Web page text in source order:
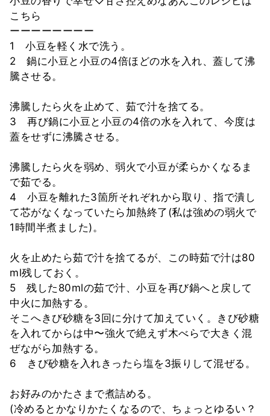
こちら
ーーーーーーーー
1 小豆を軽く水で洗う。
2 鍋に小豆と小豆の4倍ほどの水を入れ、蓋して沸
騰させる。
沸騰したら火を止めて、茹で汁を捨てる。
3 再び鍋に小豆と小豆の4倍の水を入れて、今度は
蓋をせずに沸騰させる。
沸騰したら火を弱め、弱火で小豆が柔らかくなるま
で茹でる。
4 小豆を離れた3箇所それぞれから取り、指で潰し
て芯がなくなっていたら加熱終了(私は強めの弱火で
1時間半煮ました)。
火を止めたら茹で汁を捨てるが、この時茹で汁は80
ml残しておく。
5 残した80mlの茹で汁、小豆を再び鍋へと戻して
中火に加熱する。
そこへきび砂糖を3回に分けて加えていく。きび砂糖
を入れてからは中〜強火で絶えず木べらで大きく混
ぜながら加熱する。
6 きび砂糖を入れきったら塩を3振りして混ぜる。
お好みのかたさまで煮詰める。
(冷めるとかなりかたくなるので、ちょっとゆるい？